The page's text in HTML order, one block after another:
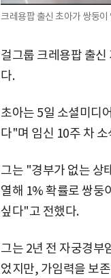
크레용팝 출신 초아가 쌍둥
걸그룹 크레용팝 출
다.
초아는 5일 소셜미디
다"며 임신 10주 차
그는 "경부가 없는 상
열해 1% 확률로 쌍둥
싶다"고 전했다.
그는 2년 전 자궁경부
었지만, 가임력을 보